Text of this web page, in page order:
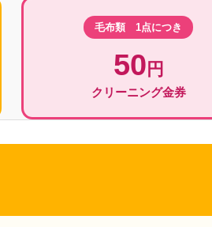
毛布類 1点につき
50 円
クリーニング金券